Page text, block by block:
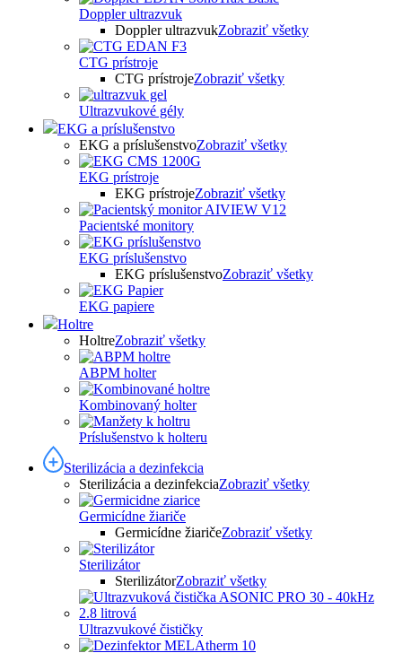
Doppler ultrazvuk
Doppler ultrazvukZobraziť všetky
CTG prístroje
CTG prístrojeZobraziť všetky
Ultrazvukové gély
EKG a príslušenstvo
EKG a príslušenstvoZobraziť všetky
EKG prístroje
EKG prístrojeZobraziť všetky
Pacientské monitory
EKG príslušenstvo
EKG príslušenstvoZobraziť všetky
EKG papiere
Holtre
HoltreZobraziť všetky
ABPM holter
Kombinovaný holter
Príslušenstvo k holteru
Sterilizácia a dezinfekcia
Sterilizácia a dezinfekciaZobraziť všetky
Germicídne žiariče
Germicídne žiaričeZobraziť všetky
Sterilizátor
SterilizátorZobraziť všetky
Ultrazvukové čističky